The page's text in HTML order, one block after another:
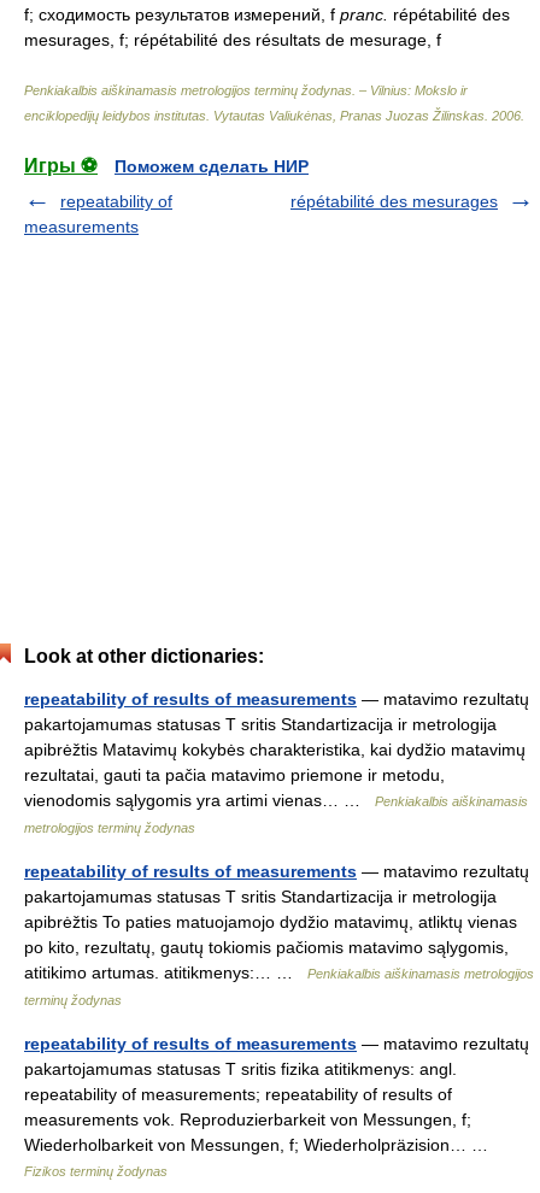
f; сходимость результатов измерений, f pranc. répétabilité des
mesurages, f; répétabilité des résultats de mesurage, f
Penkiakalbis aiškinamasis metrologijos terminų žodynas. – Vilnius: Mokslo ir
enciklopedijų leidybos institutas Vytautas Valiukėnas, Pranas Juozas Žilinskas 2006
Игры ⚽
Поможем сделать НИР
repeatability of
measurements
répétabilité des mesurages
Look at other dictionaries:
repeatability of results of measurements — matavimo rezultatų
pakartojamumas statusas T sritis Standartizacija ir metrologija
apibrėžtis Matavimų kokybės charakteristika, kai dydžio matavimų
rezultatai, gauti ta pačia matavimo priemone ir metodu,
vienodomis sąlygomis yra artimi vienas… …
Penkiakalbis aiškinamasis
metrologijos terminų žodynas
repeatability of results of measurements — matavimo rezultatų
pakartojamumas statusas T sritis Standartizacija ir metrologija
apibrėžtis To paties matuojamojo dydžio matavimų, atliktų vienas
po kito, rezultatų, gautų tokiomis pačiomis matavimo sąlygomis,
atitikimo artumas. atitikmenys:… …
Penkiakalbis aiškinamasis metrologijos
terminų žodynas
repeatability of results of measurements — matavimo rezultatų
pakartojamumas statusas T sritis fizika atitikmenys: angl.
repeatability of measurements; repeatability of results of
measurements vok. Reproduzierbarkeit von Messungen, f;
Wiederholbarkeit von Messungen, f; Wiederholpräzision… …
Fizikos terminų žodynas